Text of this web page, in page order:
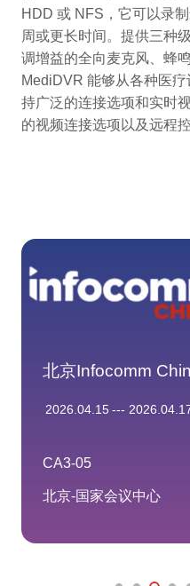
HDD 或 NFS，它可以录
周或更长时间。提供三种
调增益的全向麦克风、蜂
MediDVR 能够从各种医
持广泛的连接选项和实时
的视频连接选项以及远程控
北京Infocomm
2026.04.15---
CA3-05
北京-国家会议中心